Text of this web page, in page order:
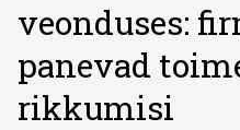
veonduses:
panevad
rikkumisi